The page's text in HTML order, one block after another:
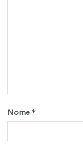
Nome *